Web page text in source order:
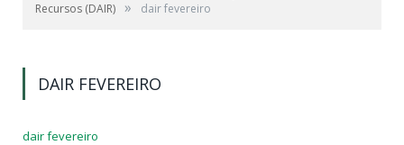
Recursos (DAIR) » dair fevereiro
DAIR FEVEREIRO
dair fevereiro